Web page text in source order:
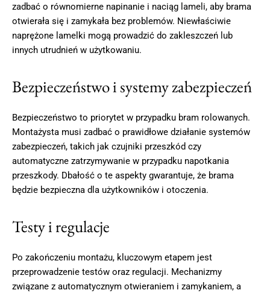
zadbać o równomierne napinanie i naciąg lameli, aby brama
otwierała się i zamykała bez problemów. Niewłaściwie
naprężone lamelki mogą prowadzić do zakleszczeń lub
innych utrudnień w użytkowaniu.
Bezpieczeństwo i systemy zabezpieczeń
Bezpieczeństwo to priorytet w przypadku bram rolowanych.
Montażysta musi zadbać o prawidłowe działanie systemów
zabezpieczeń, takich jak czujniki przeszkód czy
automatyczne zatrzymywanie w przypadku napotkania
przeszkody. Dbałość o te aspekty gwarantuje, że brama
będzie bezpieczna dla użytkowników i otoczenia.
Testy i regulacje
Po zakończeniu montażu, kluczowym etapem jest
przeprowadzenie testów oraz regulacji. Mechanizmy
związane z automatycznym otwieraniem i zamykaniem, a